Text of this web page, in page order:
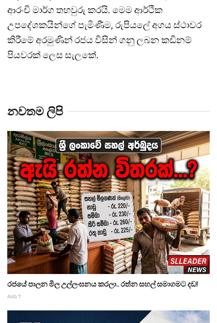
ආරංචි මාර්ග තහවුරු කරයි. මෙම ආර්ථික
උපදේශකයින්ගේ පැමිණීම, රුපියලේ අගය ස්ථාවර
කිරීමේ අරමුණින් රජය විසින් ගනු ලබන කඩිනම්
පියවරක් ලෙස සැලකේ.
නවතම ලිපි
රජයේ පාලන මිල උල්ලංඝනය කරලා.. රත්න සහල් සමාගමට දඩ!
AUG 7